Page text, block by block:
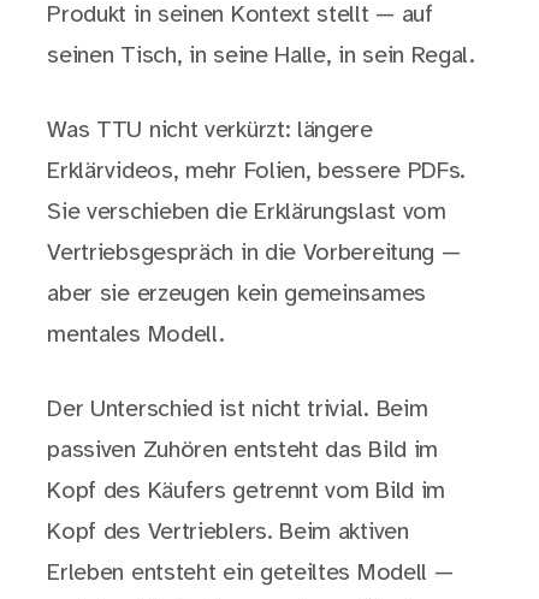
Produkt in seinen Kontext stellt — auf
seinen Tisch, in seine Halle, in sein Regal.
Was TTU nicht verkürzt: längere
Erklärvideos, mehr Folien, bessere PDFs.
Sie verschieben die Erklärungslast vom
Vertriebsgespräch in die Vorbereitung —
aber sie erzeugen kein gemeinsames
mentales Modell.
Der Unterschied ist nicht trivial. Beim
passiven Zuhören entsteht das Bild im
Kopf des Käufers getrennt vom Bild im
Kopf des Vertrieblers. Beim aktiven
Erleben entsteht ein geteiltes Modell —